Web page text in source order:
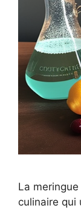
La
culinaire qui